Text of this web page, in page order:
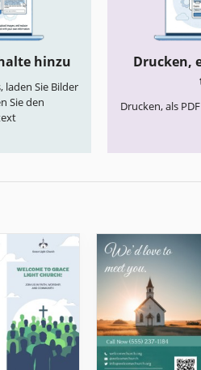
hinzu
laden Sie Bilder
Sie den
Drucken,
Drucken, als